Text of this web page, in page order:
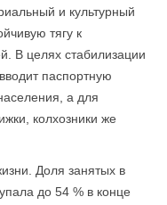
и культурный
тягу к
В целях стабилизации
паспортную
а для
колхозники же
Доля занятых в
до 54 % в конце